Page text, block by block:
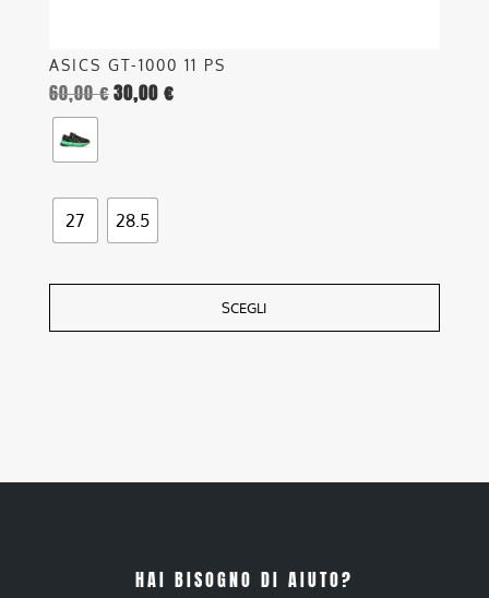
ASICS GT-1000 11 PS
60,00€30,00 €
27 28.5
SCEGLI
HAI BISOGNO DI AIUTO?